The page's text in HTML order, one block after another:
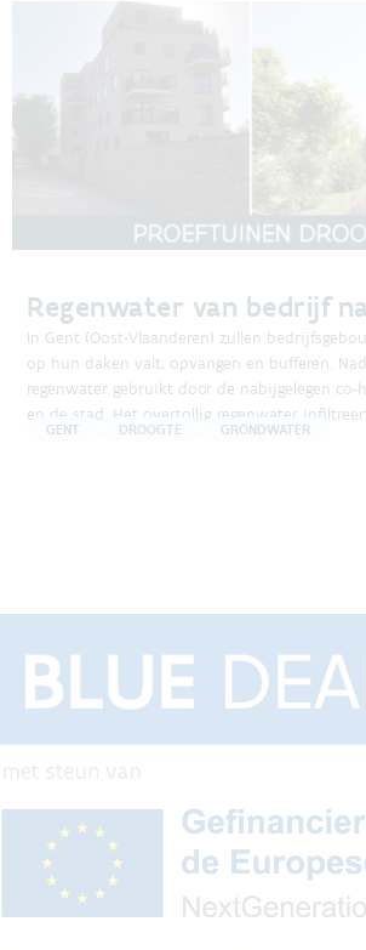
Regenwater van bedrijf
In Gent (Oost-Vlaanderen) zullen
op hun daken valt, opvangen en bufferen.
regenwater gebruikt door de nabijgelegen
en de stad. Het overtollig regenwater
GENT DROOGTE GRONDWATER